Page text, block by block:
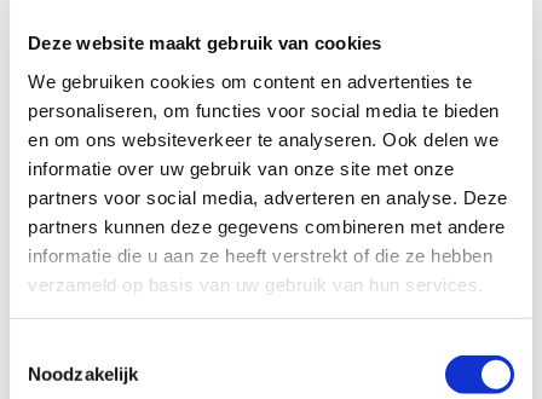
Deze website maakt gebruik van cookies
We gebruiken cookies om content en advertenties te
personaliseren, om functies voor social media te bieden
en om ons websiteverkeer te analyseren. Ook delen we
informatie over uw gebruik van onze site met onze
partners voor social media, adverteren en analyse. Deze
partners kunnen deze gegevens combineren met andere
informatie die u aan ze heeft verstrekt of die ze hebben
verzameld op basis van uw gebruik van hun services.
Noodzakelijk
TB128 Biljarter
Formaat
Kleur: Brons patina